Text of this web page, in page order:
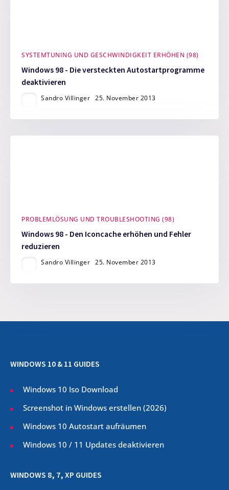
SYSTEMTUNING UND GESCHWINDIGKEIT ERHÖHEN (98)
Windows 98 - Die versteckten Autostartprogramme
deaktivieren
Sandro Villinger 25. November 2013
PROBLEMLÖSUNG UND TROUBLESHOOTING (98)
Windows 98 - Den Iconcache erhöhen und Fehler
reduzieren
Sandro Villinger 25. November 2013
WINDOWS 10 & 11 GUIDES
Windows 10 Iso Download
Screenshot in Windows erstellen (2026)
Windows 10 Autostart aufräumen
Windows 10 / 11 Updates deaktivieren
WINDOWS 8, 7, XP GUIDES